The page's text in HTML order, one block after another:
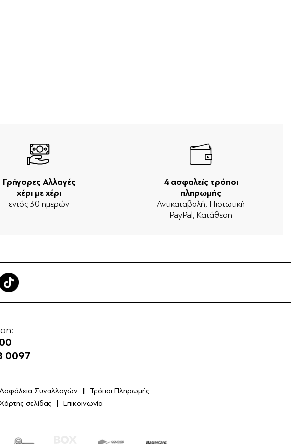
Γρήγορες Αλλαγές
χέρι με χέρι
εντός 30 ημερών
4 ασφαλείς τρόποι
πληρωμής
Αντικαταβολή, Πιστωτική
PayPal, Κατάθεση
0097
Ασφάλεια Συναλλαγών
Τρόποι Πληρωμής
Χάρτης σελίδας Επικοινωνία